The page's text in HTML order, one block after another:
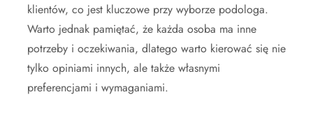
klientów, co jest kluczowe przy wyborze podologa.
Warto jednak pamiętać, że każda osoba ma inne
potrzeby i oczekiwania, dlatego warto kierować się nie
tylko opiniami innych, ale także własnymi
preferencjami i wymaganiami.